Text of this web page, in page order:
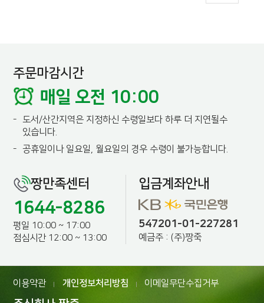
주문마감시간
매일 오전 10:00
-
도서/산간지역은 지정하신 수령일보다 하루 더 지연될수
있습니다.
-
공휴일이나 일요일, 월요일의 경우 수령이 불가능합니다.
짱만족센터
1644-8286
평일 10:00 ~ 17:00
점심시간 12:00 ~ 13:00
입금계좌안내
547201-01-227281
예금주 : (주)짱죽
이용약관 개인정보처리방침 이메일무단수집거부